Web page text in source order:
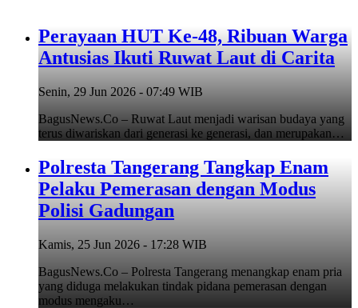
Perayaan HUT Ke-48, Ribuan Warga
Antusias Ikuti Ruwat Laut di Carita
Senin, 29 Jun 2026 - 07:49 WIB
BagusNews.Co – Ruwat Laut menjadi warisan budaya yang
terus diwariskan dari generasi ke generasi, dan merupakan…
Polresta Tangerang Tangkap Enam
Pelaku Pemerasan dengan Modus
Polisi Gadungan
Kamis, 25 Jun 2026 - 17:28 WIB
BagusNews.Co – Polresta Tangerang menangkap enam pria
yang diduga melakukan tindak pidana pemerasan dengan
modus mengaku…